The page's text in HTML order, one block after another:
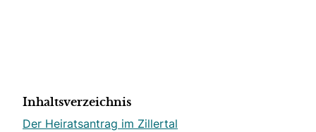
Inhaltsverzeichnis
Der Heiratsantrag im Zillertal